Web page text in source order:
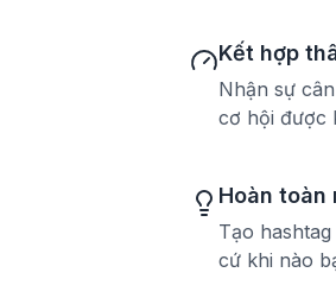
Kết hợp
Nhận sự
cơ hội được
Hoàn toàn
Tạo
cứ khi nào